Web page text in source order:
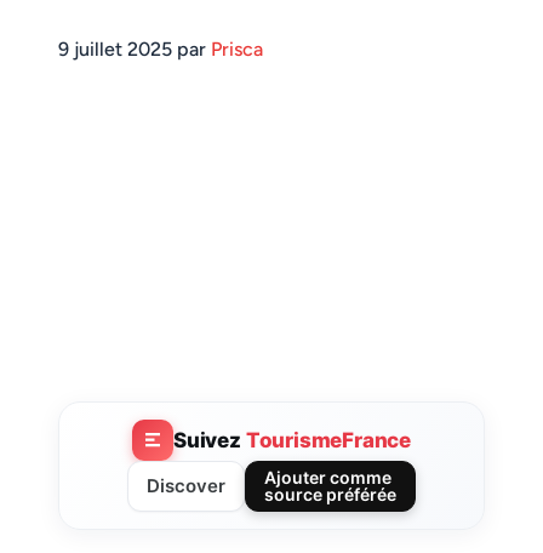
9 juillet 2025 par Prisca
Suivez TourismeFrance
Discover
Ajouter comme
source préférée